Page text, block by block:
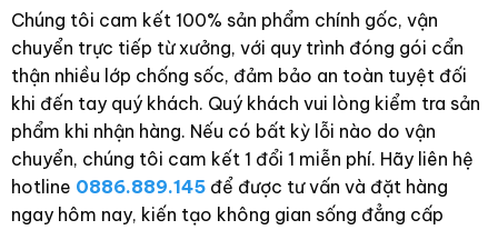
Chúng tôi cam kết 100% sản phẩm chính gốc, vận
chuyển trực tiếp từ xưởng, với quy trình đóng gói cẩn
thận nhiều lớp chống sốc, đảm bảo an toàn tuyệt đối
khi đến tay quý khách. Quý khách vui lòng kiểm tra sản
phẩm khi nhận hàng. Nếu có bất kỳ lỗi nào do vận
chuyển, chúng tôi cam kết 1 đổi 1 miễn phí. Hãy liên hệ
hotline 0886.889.145để được tư vấn và đặt hàng
ngay hôm nay, kiến tạo không gian sống đẳng cấp